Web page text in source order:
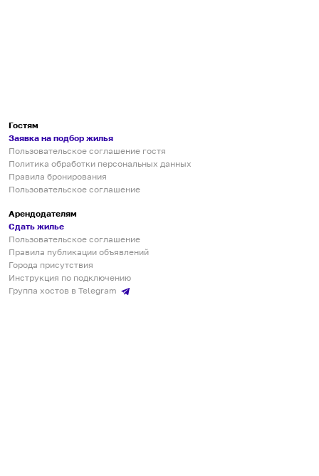
Гостям
Заявка на подбор жилья
Пользовательское соглашение гостя
Политика обработки персональных данных
Правила бронирования
Пользовательское соглашение
Арендодателям
Сдать жилье
Пользовательское соглашение
Правила публикации объявлений
Города присутствия
Инструкция по подключению
Группа хостов в Telegram